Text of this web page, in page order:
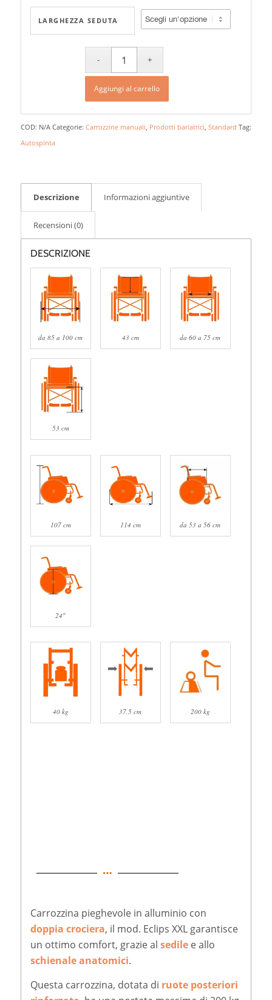
LARGHEZZA SEDUTA
Aggiungi al carrello
COD: N/A Categorie: Carrozzine manuali, Prodotti bariatrici, Standard Tag:
Autospinta
Descrizione Informazioni aggiuntive
Recensioni (0)
DESCRIZIONE
da 85 a 100 cm 43 cm da 60 a 75 cm
53 cm
107 cm 114 cm da 53 a 56 cm
24″
40 kg 37,5 cm 200 kg
Carrozzina pieghevole in alluminio con
doppia crociera, il mod. Eclips XXL garantisce
un ottimo comfort, grazie al sedilee allo
schienale anatomici.
Questa carrozzina, dotata di ruote posteriori